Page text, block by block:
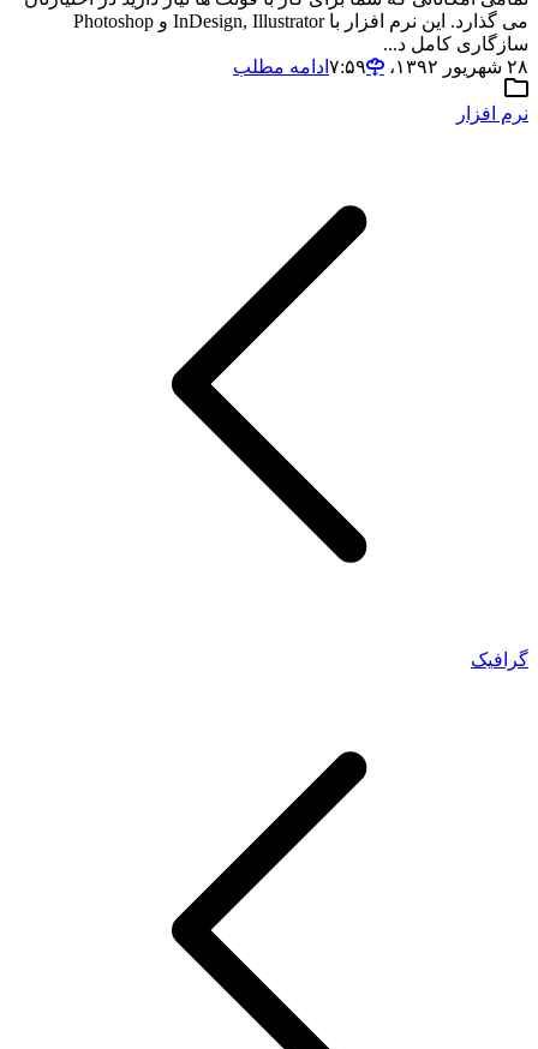
می گذارد. این نرم افزار با InDesign, Illustrator و Photoshop
سازگاری کامل د...
۲۸ شهریور ۱۳۹۲،‏ ۷:۵۹
ادامه مطلب
نرم افزار
گرافیک